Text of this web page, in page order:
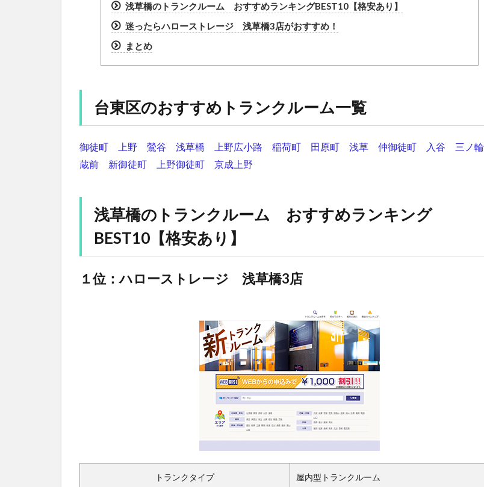
浅草橋のトランクルーム おすすめランキングBEST10【格安あり】
迷ったらハローストレージ 浅草橋3店がおすすめ！
まとめ
台東区のおすすめトランクルーム一覧
御徒町 上野 鶯谷 浅草橋 上野広小路 稲荷町 田原町 浅草 仲御徒町 入谷
三ノ輪
蔵前
新御徒町 上野御徒町 京成上野
浅草橋のトランクルーム おすすめランキング
BEST10【格安あり】
１位：ハローストレージ 浅草橋3店
トランクタイプ 屋内型トランクルーム